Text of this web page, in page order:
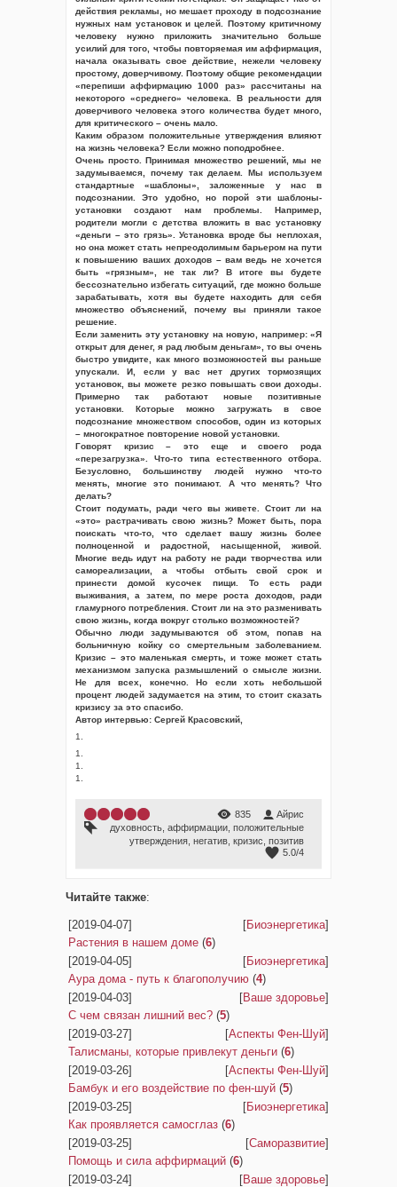
действия рекламы, но мешает проходу в подсознание
нужных нам установок и целей. Поэтому критичному
человеку нужно приложить значительно больше
усилий для того, чтобы повторяемая им аффирмация,
начала оказывать свое действие, нежели человеку
простому, доверчивому. Поэтому общие рекомендации
«перепиши аффирмацию 1000 раз» рассчитаны на
некоторого «среднего» человека. В реальности для
доверчивого человека этого количества будет много,
для критического – очень мало.
Каким образом положительные утверждения влияют
на жизнь человека? Если можно поподробнее.
Очень просто. Принимая множество решений, мы не
задумываемся, почему так делаем. Мы используем
стандартные «шаблоны», заложенные у нас в
подсознании. Это удобно, но порой эти шаблоны-
установки создают нам проблемы. Например,
родители могли с детства вложить в вас установку
«деньги – это грязь». Установка вроде бы неплохая,
но она может стать непреодолимым барьером на пути
к повышению ваших доходов – вам ведь не хочется
быть «грязным», не так ли? В итоге вы будете
бессознательно избегать ситуаций, где можно больше
зарабатывать, хотя вы будете находить для себя
множество объяснений, почему вы приняли такое
решение.
Если заменить эту установку на новую, например: «Я
открыт для денег, я рад любым деньгам», то вы очень
быстро увидите, как много возможностей вы раньше
упускали. И, если у вас нет других тормозящих
установок, вы можете резко повышать свои доходы.
Примерно так работают новые позитивные
установки. Которые можно загружать в свое
подсознание множеством способов, один из которых
– многократное повторение новой установки.
Говорят кризис – это еще и своего рода
«перезагрузка». Что-то типа естественного отбора.
Безусловно, большинству людей нужно что-то
менять, многие это понимают. А что менять? Что
делать?
Стоит подумать, ради чего вы живете. Стоит ли на
«это» растрачивать свою жизнь? Может быть, пора
поискать что-то, что сделает вашу жизнь более
полноценной и радостной, насыщенной, живой.
Многие ведь идут на работу не ради творчества или
самореализации, а чтобы отбыть свой срок и
принести домой кусочек пищи. То есть ради
выживания, а затем, по мере роста доходов, ради
гламурного потребления. Стоит ли на это разменивать
свою жизнь, когда вокруг столько возможностей?
Обычно люди задумываются об этом, попав на
больничную койку со смертельным заболеванием.
Кризис – это маленькая смерть, и тоже может стать
механизмом запуска размышлений о смысле жизни.
Не для всех, конечно. Но если хоть небольшой
процент людей задумается на этим, то стоит сказать
кризису за это спасибо.
Автор интервью: Cергей Красовский,
1.
1.
1.
1.
835
Айрис
духовность аффирмации положительные
утверждения негатив кризис позитив
5.0/4
Читайте также:
[2019-04-07] [Биоэнергетика]
Растения в нашем доме (6)
[2019-04-05]
[Биоэнергетика]
Аура дома - путь к благополучию (4)
[2019-04-03]
[Ваше здоровье]
С чем связан лишний вес? (5)
[2019-03-27]
[Аспекты Фен-Шуй]
Талисманы, которые привлекут деньги (6)
[2019-03-26]
[Аспекты Фен-Шуй]
Бамбук и его воздействие по фен-шуй (5)
[2019-03-25]
[Биоэнергетика]
Как проявляется самосглаз (6)
[2019-03-25]
[Саморазвитие]
Помощь и сила аффирмаций (6)
[2019-03-24]
[Ваше здоровье]